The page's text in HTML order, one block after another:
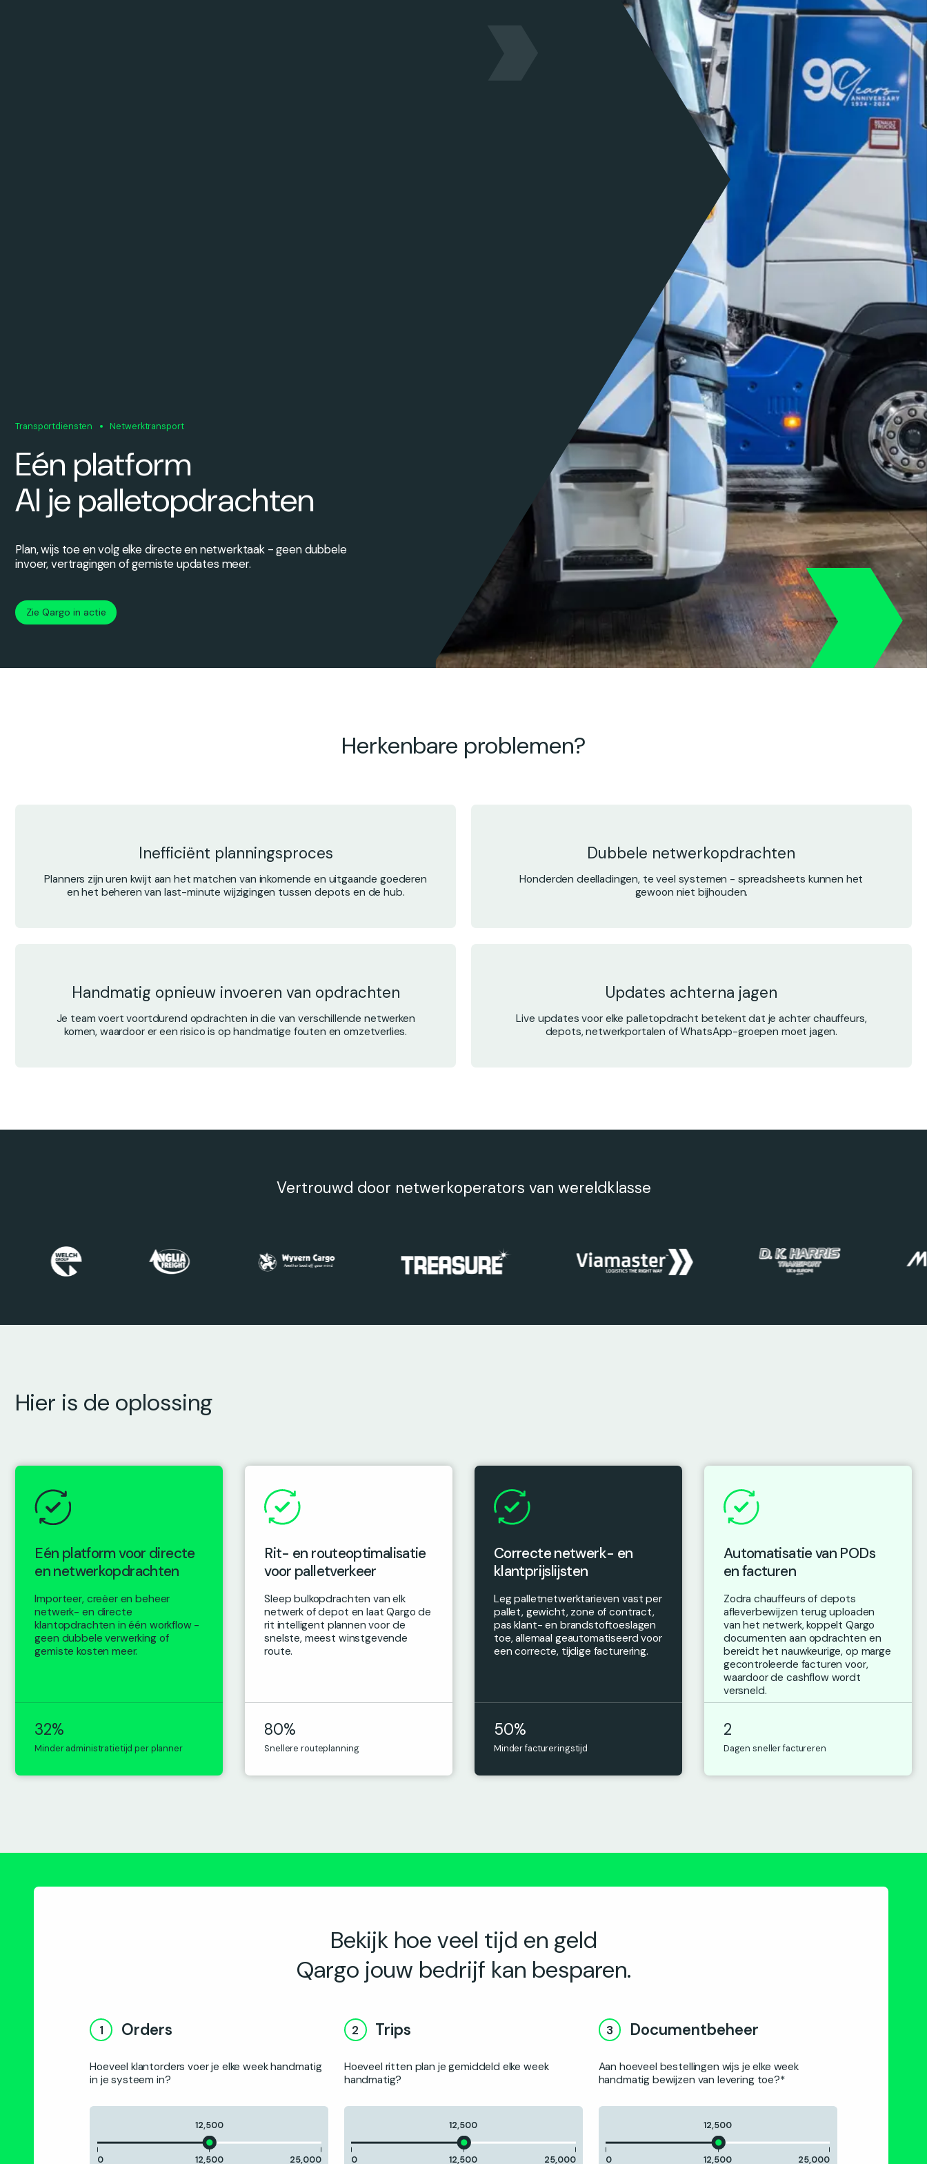
Transportdiensten Netwerktransport
Eén platform
Al je palletopdrachten
Plan, wijs toe en volg elke directe en netwerktaak - geen dubbele
invoer, vertragingen of gemiste updates meer.
Zie Qargo in actie
Herkenbare problemen?
Inefficiënt planningsproces
Planners zijn uren kwijt aan het matchen van inkomende en uitgaande goederen
en het beheren van last-minute wijzigingen tussen depots en de hub.
Dubbele netwerkopdrachten
Honderden deelladingen, te veel systemen - spreadsheets kunnen het
gewoon niet bijhouden.
Handmatig opnieuw invoeren van opdrachten
Je team voert voortdurend opdrachten in die van verschillende netwerken
komen, waardoor er een risico is op handmatige fouten en omzetverlies.
Updates achterna jagen
Live updates voor elke palletopdracht betekent dat je achter chauffeurs,
depots, netwerkportalen of WhatsApp-groepen moet jagen.
Vertrouwd door netwerkoperators van wereldklasse
Hier is de oplossing
Eén platform voor directe
en netwerkopdrachten
Importeer, creëer en beheer
netwerk- en directe
klantopdrachten in één workflow -
geen dubbele verwerking of
gemiste kosten meer.
32%
Minder administratietijd per planner
Rit- en routeoptimalisatie
voor palletverkeer
Sleep bulkopdrachten van elk
netwerk of depot en laat Qargo de
rit intelligent plannen voor de
snelste, meest winstgevende
route.
80%
Snellere routeplanning
Correcte netwerk- en
klantprijslijsten
Leg palletnetwerktarieven vast per
pallet, gewicht, zone of contract,
pas klant- en brandstoftoeslagen
toe, allemaal geautomatiseerd voor
een correcte, tijdige facturering.
50%
Minder factureringstijd
Automatisatie van PODs
en facturen
Zodra chauffeurs of depots
afleverbewijzen terug uploaden
van het netwerk, koppelt Qargo
documenten aan opdrachten en
bereidt het nauwkeurige, op marge
gecontroleerde facturen voor,
waardoor de cashflow wordt
versneld.
2
Dagen sneller factureren
Bekijk hoe veel tijd en geld
Qargo jouw bedrijf kan besparen.
1 Orders
Hoeveel klantorders voer je elke week handmatig
in je systeem in?
12,500
0 12,500 25,000
2 Trips
Hoeveel ritten plan je gemiddeld elke week
handmatig?
12,500
0 12,500 25,000
3 Documentbeheer
Aan hoeveel bestellingen wijs je elke week
handmatig bewijzen van levering toe?*
12,500
0 12,500 25,000